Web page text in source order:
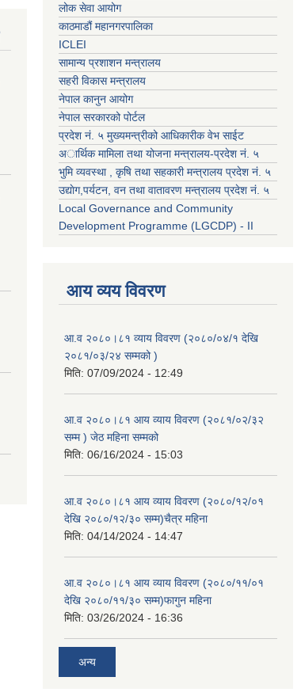
लोक सेवा आयोग
काठमाडौं महानगरपालिका
ICLEI
सामान्य प्रशाशन मन्त्रालय
सहरी विकास मन्त्रालय
नेपाल कानुन आयोग
नेपाल सरकारको पोर्टल
प्रदेश नं. ५ मुख्यमन्त्रीको आधिकारीक वेभ साईट
अार्थिक मामिला तथा योजना मन्त्रालय-प्रदेश नं. ५
भुमि व्यवस्था , कृषि तथा सहकारी मन्त्रालय प्रदेश नं. ५
उद्याेग,पर्यटन, वन तथा वातावरण मन्त्रालय प्रदेश नं. ५
Local Governance and Community
Development Programme (LGCDP) - II
आय व्यय विवरण
आ.व २०८०।८१ व्याय विवरण (२०८०/०४/१ देखि
२०८१/०३/२४ सम्मको )
मिति: 07/09/2024 - 12:49
आ.व २०८०।८१ आय व्याय विवरण (२०८१/०२/३२
सम्म ) जेठ महिना सम्मको
मिति: 06/16/2024 - 15:03
आ.व २०८०।८१ आय व्याय विवरण (२०८०/१२/०१
देखि २०८०/१२/३० सम्म)चैत्र महिना
मिति: 04/14/2024 - 14:47
आ.व २०८०।८१ आय व्याय विवरण (२०८०/११/०१
देखि २०८०/११/३० सम्म)फागुन महिना
मिति: 03/26/2024 - 16:36
अन्य